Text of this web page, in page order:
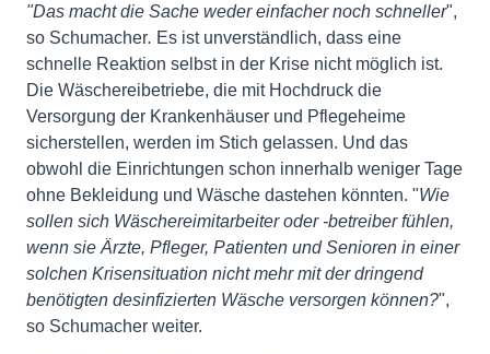
"Das macht die Sache weder einfacher noch schneller",
so Schumacher. Es ist unverständlich, dass eine
schnelle Reaktion selbst in der Krise nicht möglich ist.
Die Wäschereibetriebe, die mit Hochdruck die
Versorgung der Krankenhäuser und Pflegeheime
sicherstellen, werden im Stich gelassen. Und das
obwohl die Einrichtungen schon innerhalb weniger Tage
ohne Bekleidung und Wäsche dastehen könnten. "Wie
sollen sich Wäschereimitarbeiter oder -betreiber fühlen,
wenn sie Ärzte, Pfleger, Patienten und Senioren in einer
solchen Krisensituation nicht mehr mit der dringend
benötigten desinfizierten Wäsche versorgen können?",
so Schumacher weiter.